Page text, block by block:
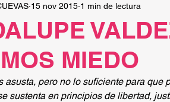
Solid Hambre Cero
MIEDO
15 nov 2015 1 min de lectura
asusta, pero no lo suficiente para que
sustenta en principios de libertad,